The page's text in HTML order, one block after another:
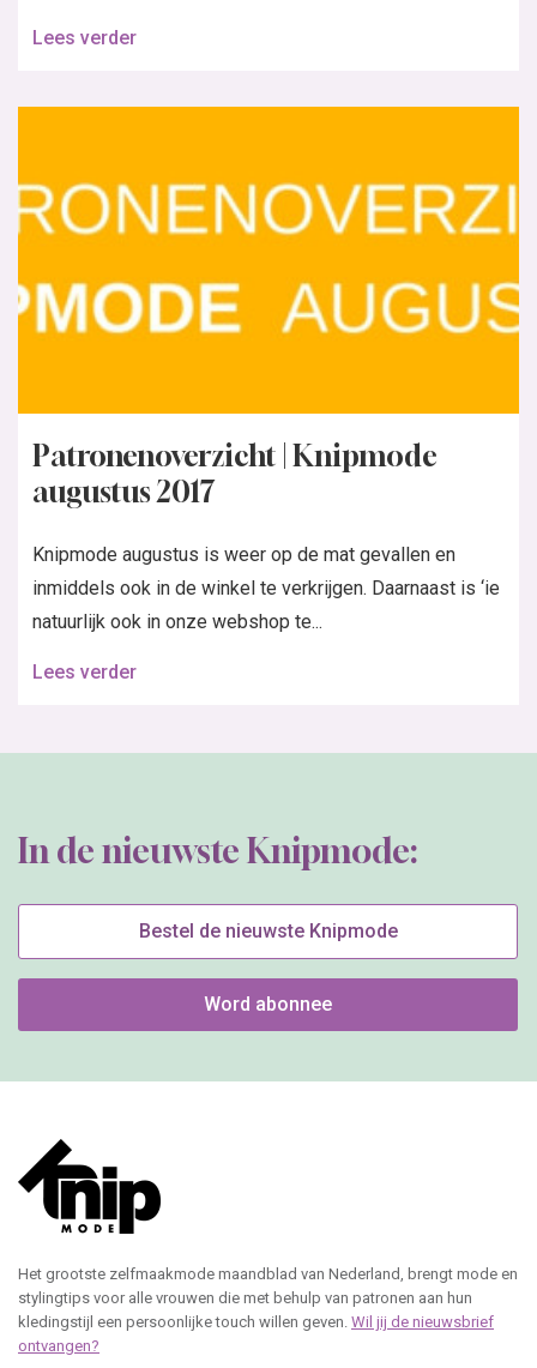
Lees verder
Patronenoverzicht | Knipmode
augustus 2017
Knipmode augustus is weer op de mat gevallen en
inmiddels ook in de winkel te verkrijgen. Daarnaast is ‘ie
natuurlijk ook in onze webshop te...
Lees verder
In de nieuwste Knipmode:
Bestel de nieuwste Knipmode
Word abonnee
Het grootste zelfmaakmode maandblad van Nederland, brengt mode en
stylingtips voor alle vrouwen die met behulp van patronen aan hun
kledingstijl een persoonlijke touch willen geven. Wil jij de nieuwsbrief
ontvangen?